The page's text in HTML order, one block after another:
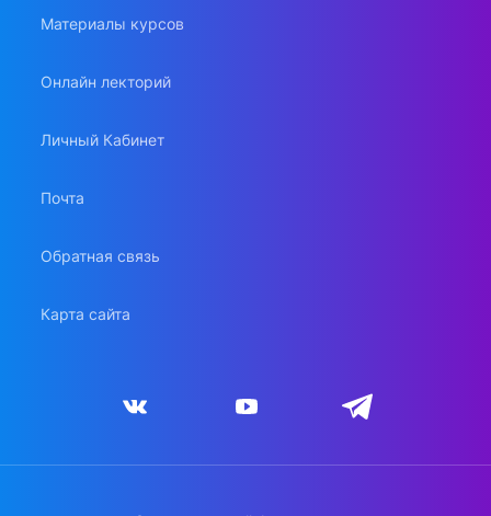
Материалы курсов
Онлайн лекторий
Личный Кабинет
Почта
Обратная связь
Карта сайта